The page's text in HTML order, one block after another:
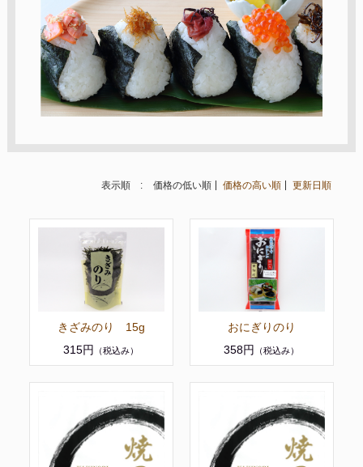
表示順 : 価格の低い順 価格の高い順 更新日順
きざみのり 15g
315円
（税込み）
おにぎりのり
358円
（税込み）